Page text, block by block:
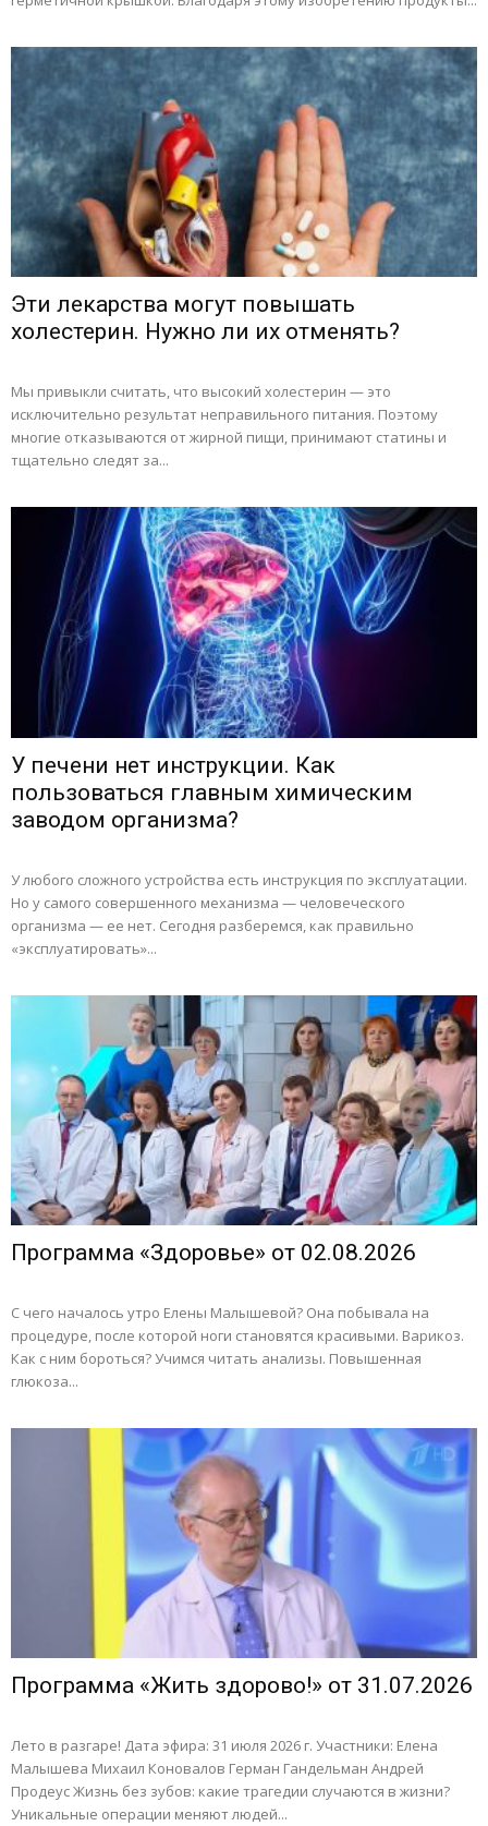
Эти лекарства могут повышать
холестерин. Нужно ли их отменять?
Мы привыкли считать, что высокий холестерин — это
исключительно результат неправильного питания. Поэтому
многие отказываются от жирной пищи, принимают статины и
тщательно следят за...
У печени нет инструкции. Как
пользоваться главным химическим
заводом организма?
У любого сложного устройства есть инструкция по эксплуатации.
Но у самого совершенного механизма — человеческого
организма — ее нет. Сегодня разберемся, как правильно
«эксплуатировать»...
Программа «Здоровье» от 02.08.2026
С чего началось утро Елены Малышевой? Она побывала на
процедуре, после которой ноги становятся красивыми. Варикоз.
Как с ним бороться? Учимся читать анализы. Повышенная
глюкоза...
Программа «Жить здорово!» от 31.07.2026
Лето в разгаре! Дата эфира: 31 июля 2026 г. Участники: Елена
Малышева Михаил Коновалов Герман Гандельман Андрей
Продеус Жизнь без зубов: какие трагедии случаются в жизни?
Уникальные операции меняют людей...